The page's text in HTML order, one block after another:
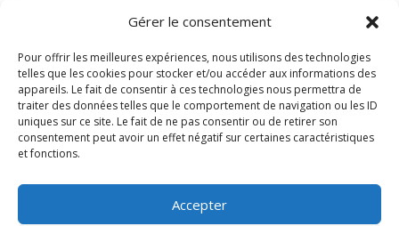
Gérer le consentement
Pour offrir les meilleures expériences, nous utilisons des technologies
telles que les cookies pour stocker et/ou accéder aux informations des
appareils. Le fait de consentir à ces technologies nous permettra de
traiter des données telles que le comportement de navigation ou les ID
uniques sur ce site. Le fait de ne pas consentir ou de retirer son
consentement peut avoir un effet négatif sur certaines caractéristiques
et fonctions.
Accepter
Équilibre et Bien-être avec
Pascal Thévenin, Magnétiseur à
Nantes
Pascal Thévenin, magnétiseur et énergéticien à